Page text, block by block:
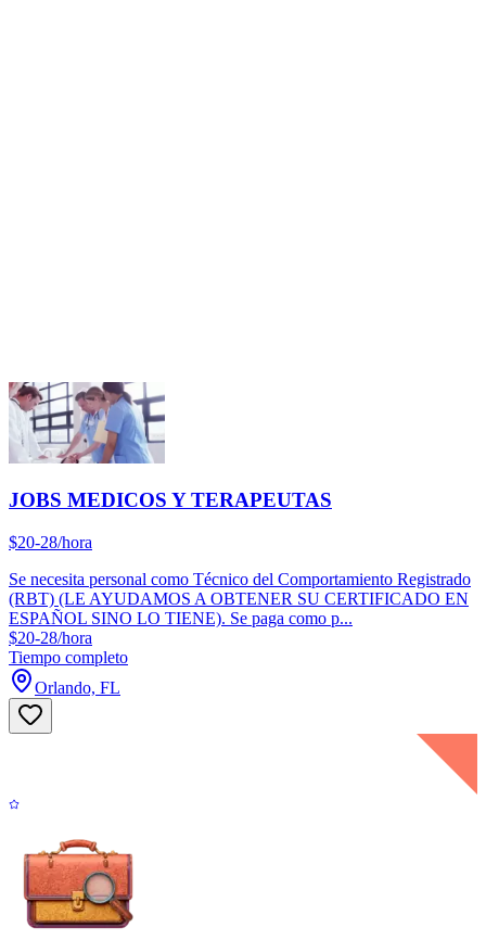
JOBS MEDICOS Y TERAPEUTAS
$20-28/hora
Se necesita personal como Técnico del Comportamiento Registrado
(RBT) (LE AYUDAMOS A OBTENER SU CERTIFICADO EN
ESPAÑOL SINO LO TIENE). Se paga como p...
$20-28/hora
Tiempo completo
Orlando, FL